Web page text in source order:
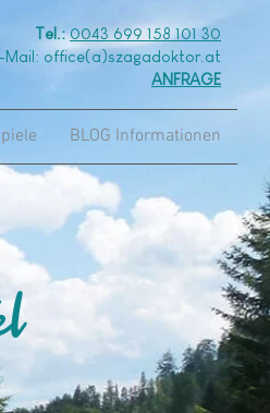
BLOG Informationen
Tel.: 0043 699 158 101 30
Mail: office(a)szagadoktor.at
ANFRAGE